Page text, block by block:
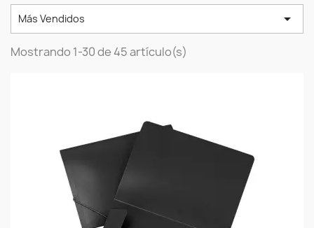
Más Vendidos 
Mostrando 1-30 de 45 artículo(s)